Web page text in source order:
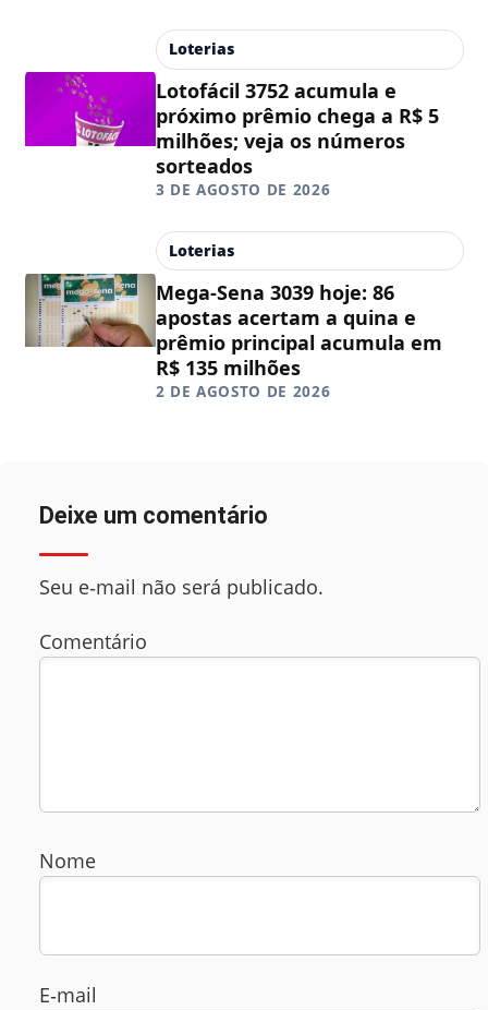
Loterias
Lotofácil 3752 acumula e
próximo prêmio chega a R$ 5
milhões; veja os números
sorteados
3 DE AGOSTO DE 2026
Loterias
Mega-Sena 3039 hoje: 86
apostas acertam a quina e
prêmio principal acumula em
R$ 135 milhões
2 DE AGOSTO DE 2026
Deixe um comentário
Seu e‑mail não será publicado.
Comentário
Nome
E‑mail